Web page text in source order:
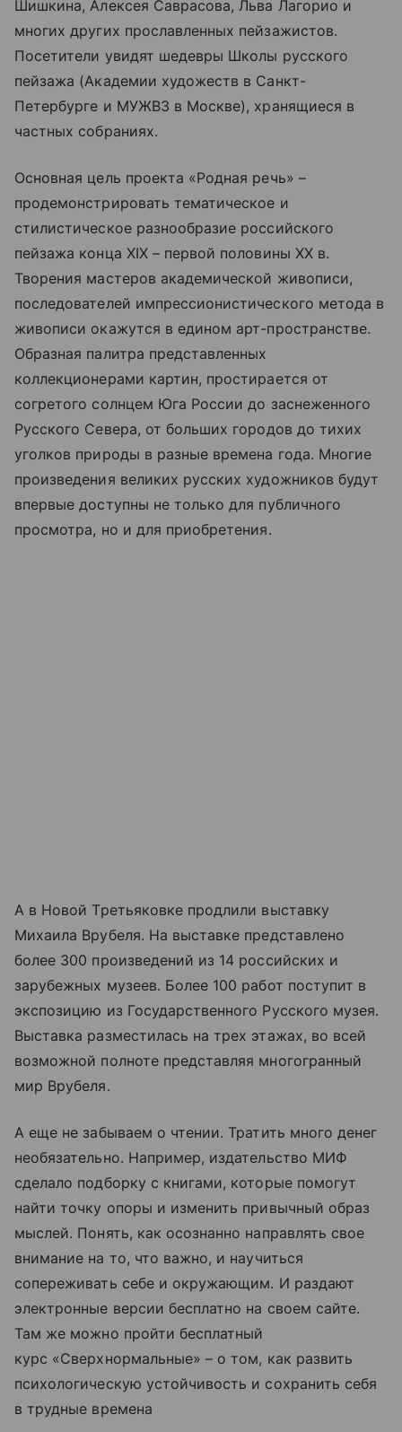
Шишкина, Алексея Саврасова, Льва Лагорио и
многих других прославленных пейзажистов.
Посетители увидят шедевры Школы русского
пейзажа (Академии художеств в Санкт-
Петербурге и МУЖВЗ в Москве), хранящиеся в
частных собраниях.
Основная цель проекта «Родная речь» –
продемонстрировать тематическое и
стилистическое разнообразие российского
пейзажа конца XIX – первой половины XX в.
Творения мастеров академической живописи,
последователей импрессионистического метода в
живописи окажутся в едином арт-пространстве.
Образная палитра представленных
коллекционерами картин, простирается от
согретого солнцем Юга России до заснеженного
Русского Севера, от больших городов до тихих
уголков природы в разные времена года. Многие
произведения великих русских художников будут
впервые доступны не только для публичного
просмотра, но и для приобретения.
А в Новой Третьяковке продлили выставку
Михаила Врубеля. На выставке представлено
более 300 произведений из 14 российских и
зарубежных музеев. Более 100 работ поступит в
экспозицию из Государственного Русского музея.
Выставка разместилась на трех этажах, во всей
возможной полноте представляя многогранный
мир Врубеля.
А еще не забываем о чтении. Тратить много денег
необязательно. Например, издательство МИФ
сделало подборку с книгами, которые помогут
найти точку опоры и изменить привычный образ
мыслей. Понять, как осознанно направлять свое
внимание на то, что важно, и научиться
сопереживать себе и окружающим. И раздают
электронные версии бесплатно на своем сайте.
Там же можно пройти бесплатный
курс «Сверхнормальные» – о том, как развить
психологическую устойчивость и сохранить себя
в трудные времена